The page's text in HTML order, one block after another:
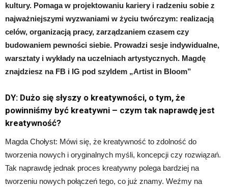
kultury. Pomaga w projektowaniu kariery i radzeniu sobie z
najważniejszymi wyzwaniami w życiu twórczym: realizacją
celów, organizacją pracy, zarządzaniem czasem czy
budowaniem pewności siebie. Prowadzi sesje indywidualne,
warsztaty i wykłady na uczelniach artystycznych. Magdę
znajdziesz na FB i IG pod szyldem „Artist in Bloom”
DY: Dużo się słyszy o kreatywności, o tym, że
powinniśmy być kreatywni – czym tak naprawdę jest
kreatywność?
Magda Chołyst: Mówi się, że kreatywność to zdolność do
tworzenia nowych i oryginalnych myśli, koncepcji czy rozwiązań.
Tak naprawdę jednak proces kreatywny polega bardziej na
tworzeniu nowych połączeń tego, co już znamy. Weźmy na